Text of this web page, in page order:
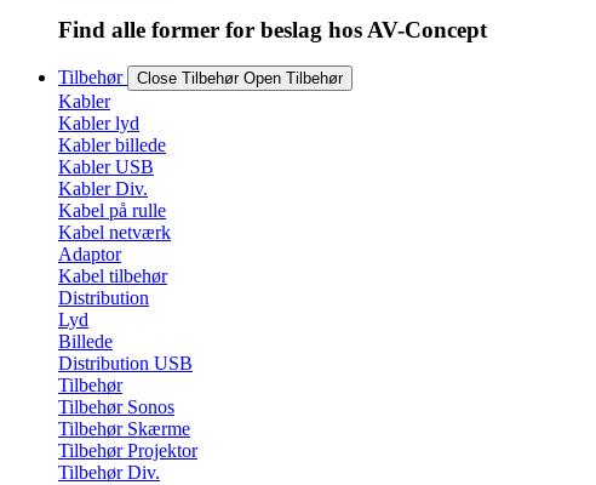
Find alle former for beslag hos AV-Concept
Tilbehør Close Tilbehør Open Tilbehør
Kabler
Kabler lyd
Kabler billede
Kabler USB
Kabler Div.
Kabel på rulle
Kabel netværk
Adaptor
Kabel tilbehør
Distribution
Lyd
Billede
Distribution USB
Tilbehør
Tilbehør Sonos
Tilbehør Skærme
Tilbehør Projektor
Tilbehør Div.